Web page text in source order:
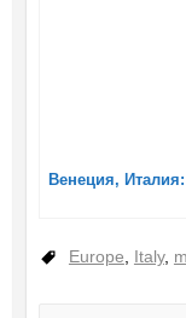
Венеция,
Europe Italy,